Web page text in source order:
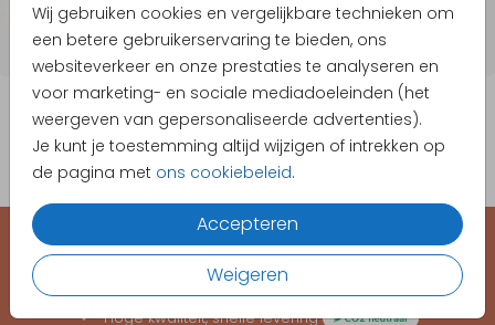
Wij gebruiken cookies en vergelijkbare technieken om
een betere gebruikerservaring te bieden, ons
websiteverkeer en onze prestaties te analyseren en
voor marketing- en sociale mediadoeleinden (het
weergeven van gepersonaliseerde advertenties).
Je kunt je toestemming altijd wijzigen of intrekken op
de pagina met ons cookiebeleid.
Accepteren
Weigeren
EEN KAARTJE VOOR ELK MOMENT
Hoge kwaliteit, snelle levering